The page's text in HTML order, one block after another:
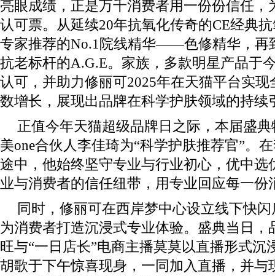
亮眼成绩，正是万千消费者用一份份信任，
认可票。从延续20年抗氧化传奇的CE经典
专家推荐的No.1院线精华——色修精华，再
抗老标杆的A.G.E。家族，多款明星产品于
认可，并助力修丽可2025年在天猫平台实现
数增长，展现出品牌在科学护肤领域的持续
正值今年天猫超级品牌日之际，本届盛
美one合伙人李佳琦为“科学护肤推荐官”。
途中，他始终坚守专业与行业初心，优中选
业与消费者的信任纽带，用专业回应每一份
同时，修丽可在西岸梦中心设立线下快
为消费者打造沉浸式专业体验。盛典当日，
旺与“一日店长”电商主播莫莫以直播形式沉
胡歌于下午惊喜现身，一同加入直播，并与